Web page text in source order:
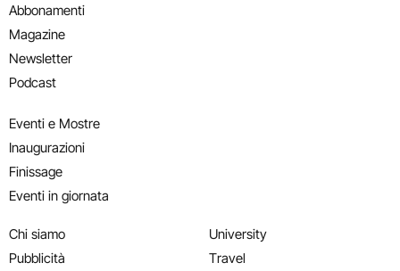
Abbonamenti
Magazine
Newsletter
Podcast
Eventi e Mostre
Inaugurazioni
Finissage
Eventi in giornata
Chi siamo
Pubblicità
University
Travel